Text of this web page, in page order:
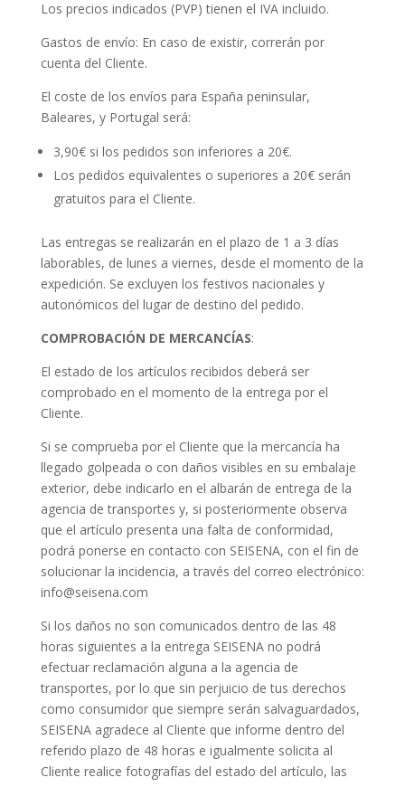
Los precios indicados (PVP) tienen el IVA incluido.
Gastos de envío: En caso de existir, correrán por
cuenta del Cliente.
El coste de los envíos para España peninsular,
Baleares, y Portugal será:
3,90€ si los pedidos son inferiores a 20€.
Los pedidos equivalentes o superiores a 20€ serán
gratuitos para el Cliente.
Las entregas se realizarán en el plazo de 1 a 3 días
laborables, de lunes a viernes, desde el momento de la
expedición. Se excluyen los festivos nacionales y
autonómicos del lugar de destino del pedido.
COMPROBACIÓN DE MERCANCÍAS:
El estado de los artículos recibidos deberá ser
comprobado en el momento de la entrega por el
Cliente.
Si se comprueba por el Cliente que la mercancía ha
llegado golpeada o con daños visibles en su embalaje
exterior, debe indicarlo en el albarán de entrega de la
agencia de transportes y, si posteriormente observa
que el artículo presenta una falta de conformidad,
podrá ponerse en contacto con SEISENA, con el fin de
solucionar la incidencia, a través del correo electrónico:
info@seisena.com
Si los daños no son comunicados dentro de las 48
horas siguientes a la entrega SEISENA no podrá
efectuar reclamación alguna a la agencia de
transportes, por lo que sin perjuicio de tus derechos
como consumidor que siempre serán salvaguardados,
SEISENA agradece al Cliente que informe dentro del
referido plazo de 48 horas e igualmente solicita al
Cliente realice fotografías del estado del artículo, las